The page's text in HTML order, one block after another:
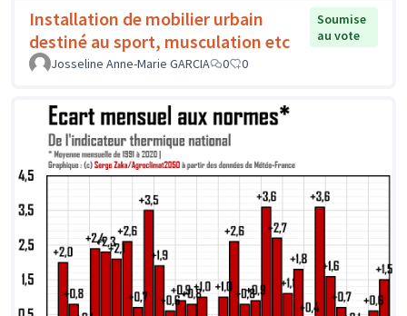
Installation de mobilier urbain
destiné au sport, musculation etc
Soumise
au vote
Josseline Anne-Marie GARCIA
0 0